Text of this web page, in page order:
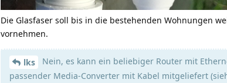
Die Glasfaser soll bis in die bestehenden Wohnungen
vornehmen.
lks
Nein, es kann ein beliebiger Router mit
passender Media-Converter mit Kabel mitgeliefert